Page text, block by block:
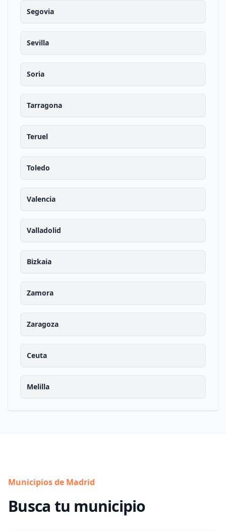
Segovia
Sevilla
Soria
Tarragona
Teruel
Toledo
Valencia
Valladolid
Bizkaia
Zamora
Zaragoza
Ceuta
Melilla
Municipios de Madrid
Busca tu municipio